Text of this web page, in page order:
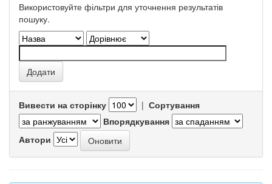
Використовуйте фільтри для уточнення результатів
пошуку.
Вивести на сторінку | Сортування
Впорядкування
Автори